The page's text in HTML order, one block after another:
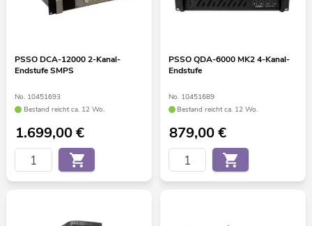
PSSO DCA-12000 2-Kanal-
Endstufe SMPS
No. 10451693
Bestand reicht ca. 12 Wo.
1.699,00€
PSSO QDA-6000 MK2 4-Kanal-
Endstufe
No. 10451689
Bestand reicht ca. 12 Wo.
879,00€